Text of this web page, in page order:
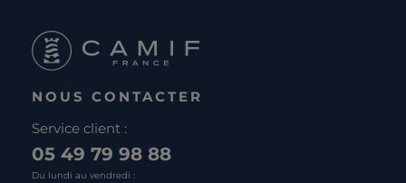
NOUS CONTACTER
Service client :
05 49 79 98 88
Du lundi au vendredi :